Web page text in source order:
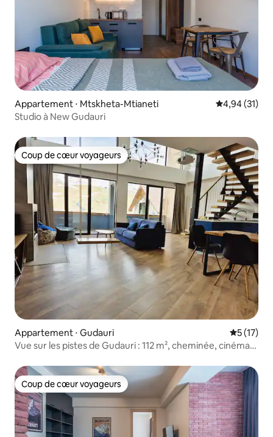
Appartement ⋅ Mtskheta-Mtianeti Évaluation
4,94 (31)
Studio à New Gudauri
Coup de cœur voyageurs
Coup de cœur voyageurs
Appartement ⋅ Gudauri
5 (17)
Vue sur les pistes de Gudauri : 112 m², cheminée, cinéma,
Coup de cœur voyageurs
Coup de cœur voyageurs